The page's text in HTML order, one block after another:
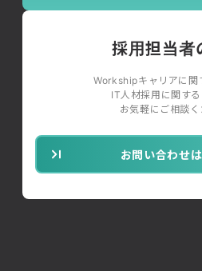
採用担当者
Workshipキャリアに関
IT人材採用に関する
お気軽にご相談く
お問い合わせ